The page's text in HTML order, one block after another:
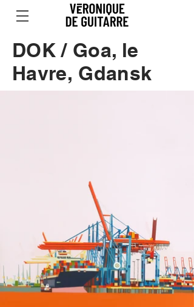
DOK / Goa, le
Havre, Gdansk